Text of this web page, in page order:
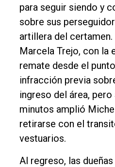
para seguir siendo y
sobre sus
artillera del
Marcela Trejo, con la
remate desde el
infracción previa
ingreso del área,
minutos amplió
retirarse con el
vestuarios.
Al regreso, las